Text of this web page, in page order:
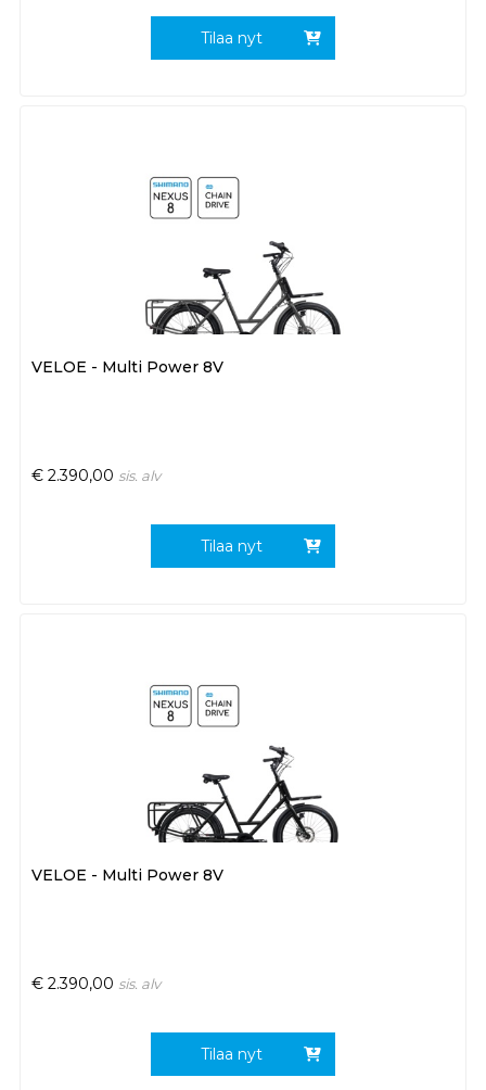
Tilaa nyt
VELOE - Multi Power 8V
€ 2.390,00 sis. alv
Tilaa nyt
VELOE - Multi Power 8V
€ 2.390,00 sis. alv
Tilaa nyt